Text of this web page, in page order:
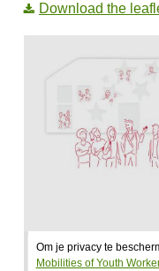
Download the
Om je privacy te
Mobilities of Youth